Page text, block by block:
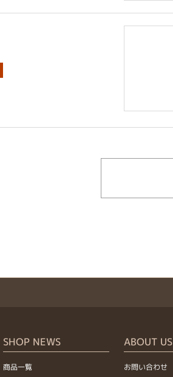
SHOP NEWS
商品一覧
ABOUT US
お問い合わせ